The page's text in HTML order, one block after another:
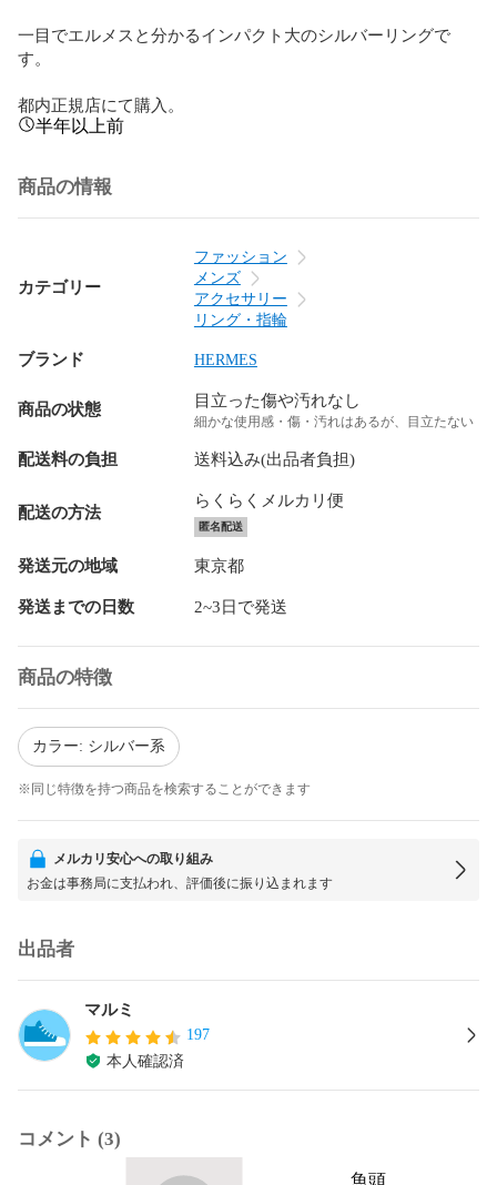
一目でエルメスと分かるインパクト大のシルバーリングで
す。
都内正規店にて購入。
半年以上前
商品の情報
カテゴリー
ファッション
メンズ
アクセサリー
リング・指輪
ブランド HERMES
商品の状態 目立った傷や汚れなし
細かな使用感・傷・汚れはあるが、目立たない
配送料の負担 送料込み(出品者負担)
配送の方法
らくらくメルカリ便
匿名配送
発送元の地域 東京都
発送までの日数 2~3日で発送
商品の特徴
カラー: シルバー系
※同じ特徴を持つ商品を検索することができます
メルカリ安心への取り組み
お金は事務局に支払われ、評価後に振り込まれます
出品者
マルミ
197
本人確認済
コメント (3)
魚頭